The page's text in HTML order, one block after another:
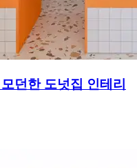
던한 도넛집 인테리